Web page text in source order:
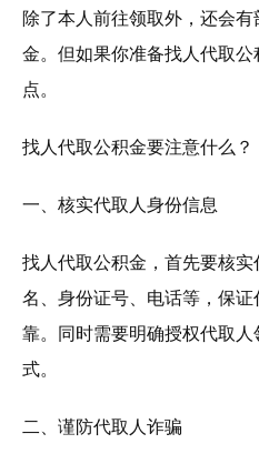
除了本人前往领取外，还会
金。但如果你准备找人代取
点。
找人代取公积金要注意什么？
一、核实代取人身份信息
找人代取公积金，首先要核
名、身份证号、电话等，保
靠。同时需要明确授权代取
式。
二、谨防代取人诈骗